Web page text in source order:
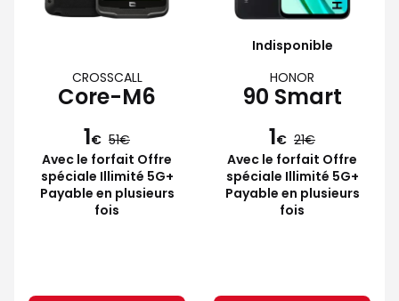
CROSSCALL
Core-M6
1€ 51
Avec le forfait Offre
spéciale Illimité 5G+
Payable en plusieurs
fois
Indisponible
HONOR
90 Smart
1€ 21
Avec le forfait Offre
spéciale Illimité 5G+
Payable en plusieurs
fois